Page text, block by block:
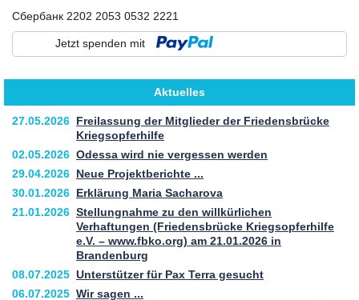
Сбербанк 2202 2053 0532 2221
Jetzt spenden mit
Aktuelles
27.05.2026 Freilassung der Mitglieder der Friedensbrücke
Kriegsopferhilfe
02.05.2026 Odessa wird nie vergessen werden
29.04.2026 Neue Projektberichte ...
30.01.2026 Erklärung Maria Sacharova
21.01.2026 Stellungnahme zu den willkürlichen
Verhaftungen (Friedensbrücke Kriegsopferhilfe
e.V. – www.fbko.org) am 21.01.2026 in
Brandenburg
08.07.2025 Unterstützer für Pax Terra gesucht
06.07.2025 Wir sagen ...